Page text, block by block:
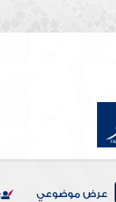
عرض موضوعي